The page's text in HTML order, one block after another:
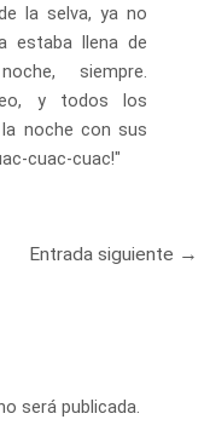
la selva, ya no
estaba llena de
siempre.
Leo, y todos los
noche con sus
cuac-cuac!"
Entrada siguiente →
será publicada.